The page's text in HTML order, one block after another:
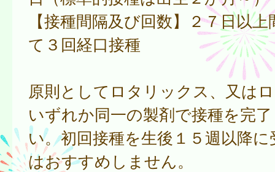
【接種間隔及び回数】２７日以
て３回経口接種
原則としてロタリックス、又は
いずれか同一の製剤で接種を完
い。初回接種を生後１５週以降
はおすすめしません。